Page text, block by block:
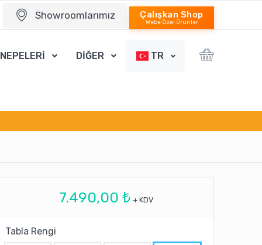
Showroomlarımız Çalışkan Shop
Webe Özel Ürünler
DİĞER TR
7.490,00 ₺ + KDV
Tabla Rengi